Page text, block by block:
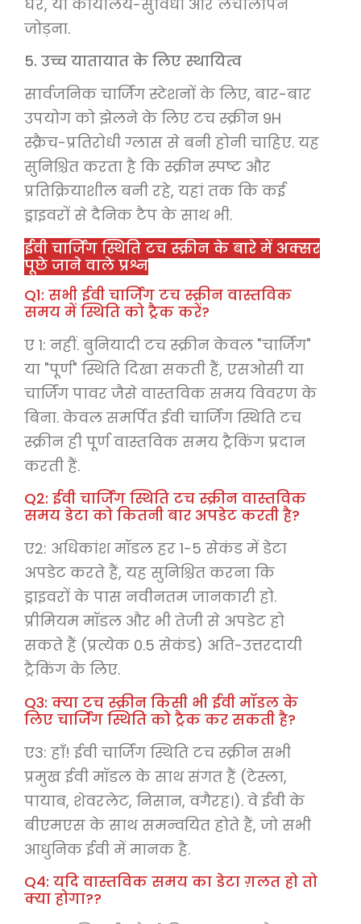
घर, या कार्यालय-सुविधा और लचीलापन
जोड़ना.
5. उच्च यातायात के लिए स्थायित्व
सार्वजनिक चार्जिंग स्टेशनों के लिए, बार-बार
उपयोग को झेलने के लिए टच स्क्रीन 9H
स्क्रैच-प्रतिरोधी ग्लास से बनी होनी चाहिए. यह
सुनिश्चित करता है कि स्क्रीन स्पष्ट और
प्रतिक्रियाशील बनी रहे, यहां तक ​​कि कई
ड्राइवरों से दैनिक टैप के साथ भी.
ईवी चार्जिंग स्थिति टच स्क्रीन के बारे में अक्सर
पूछे जाने वाले प्रश्न
Q1: सभी ईवी चार्जिंग टच स्क्रीन वास्तविक
समय में स्थिति को ट्रैक करें?
ए 1: नहीं. बुनियादी टच स्क्रीन केवल "चार्जिंग"
या "पूर्ण" स्थिति दिखा सकती हैं, एसओसी या
चार्जिंग पावर जैसे वास्तविक समय विवरण के
बिना. केवल समर्पित ईवी चार्जिंग स्थिति टच
स्क्रीन ही पूर्ण वास्तविक समय ट्रैकिंग प्रदान
करती हैं.
Q2: ईवी चार्जिंग स्थिति टच स्क्रीन वास्तविक
समय डेटा को कितनी बार अपडेट करती है?
ए2: अधिकांश मॉडल हर 1-5 सेकंड में डेटा
अपडेट करते हैं, यह सुनिश्चित करना कि
ड्राइवरों के पास नवीनतम जानकारी हो.
प्रीमियम मॉडल और भी तेजी से अपडेट हो
सकते हैं (प्रत्येक 0.5 सेकंड) अति-उत्तरदायी
ट्रैकिंग के लिए.
Q3: क्या टच स्क्रीन किसी भी ईवी मॉडल के
लिए चार्जिंग स्थिति को ट्रैक कर सकती है?
ए3: हाँ! ईवी चार्जिंग स्थिति टच स्क्रीन सभी
प्रमुख ईवी मॉडल के साथ संगत हैं (टेस्ला,
पायाब, शेवरलेट, निसान, वगैरह।). वे ईवी के
बीएमएस के साथ समन्वयित होते हैं, जो सभी
आधुनिक ईवी में मानक है.
Q4: यदि वास्तविक समय का डेटा ग़लत हो तो
क्या होगा??